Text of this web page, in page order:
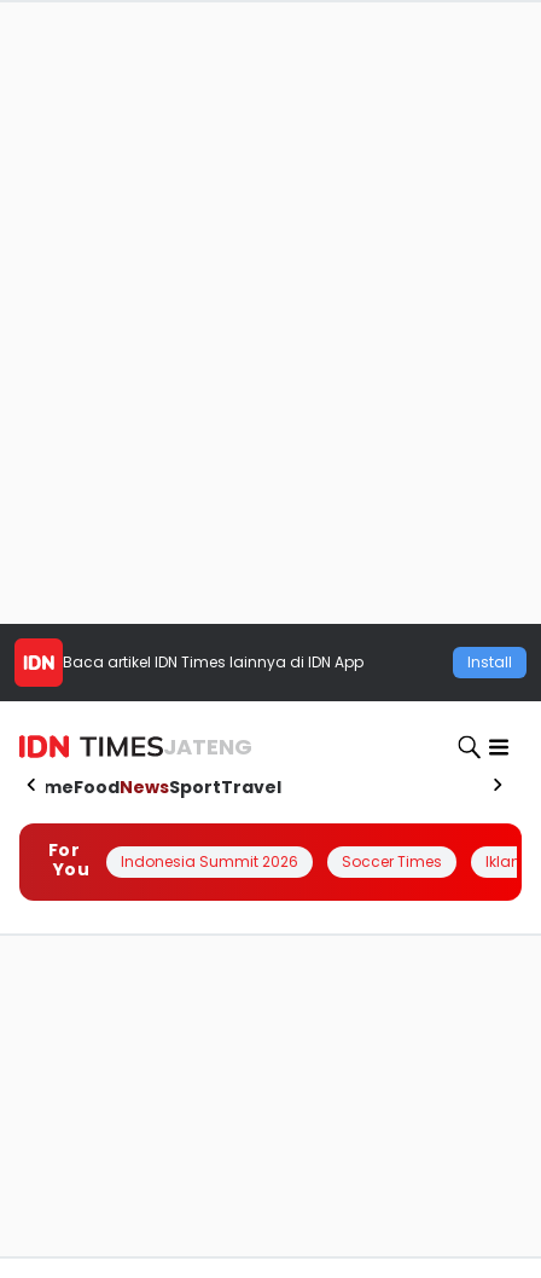
Baca artikel IDN Times lainnya di IDN App Install
JATENG
HomeFoodNewsSportTravel
For
You
Indonesia Summit 2026 Soccer Times Iklanin